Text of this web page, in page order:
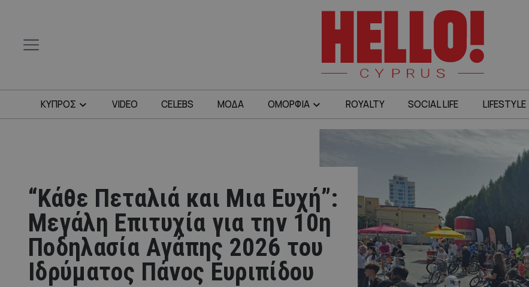
ΚΥΠΡΟΣ VIDEO CELEBS ΜΟΔΑ ΟΜΟΡΦΙΑ ROYALTY SOCIAL LIFE LIFESTYLE
“Κάθε Πεταλιά και Μια Ευχή”:
Μεγάλη Επιτυχία για την 10η
Ποδηλασία Αγάπης 2026 του
Ιδρύματος Πάνος Ευριπίδου